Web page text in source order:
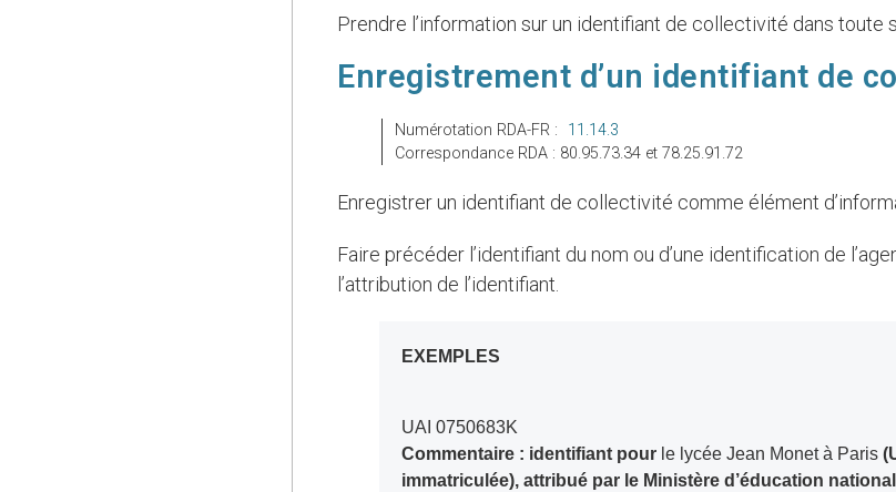
Prendre l’information sur un identifiant de collectivité dans toute
Enregistrement d’un identifiant de
Numérotation RDA-FR : 11.14.3
Correspondance RDA : 80.95.73.34 et 78.25.91.72
Enregistrer un identifiant de collectivité comme élément
Faire précéder l’identifiant du nom ou d’une identification de l’agence, etc. responsable de
l’attribution de l’identifiant.
EXEMPLES
UAI 0750683K
Commentaire : identifiant pour le lycée Jean Monet à Paris
immatriculée), attribué par le Ministère d’éducation